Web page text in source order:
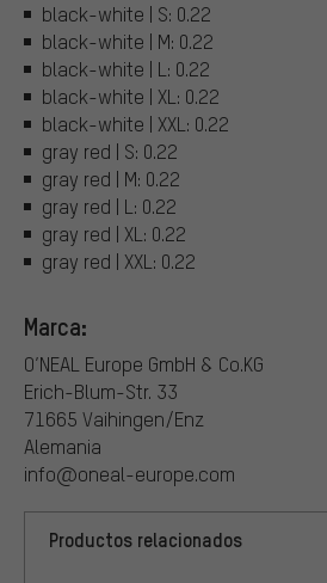
black-white | S: 0.22
black-white | M: 0.22
black-white | L: 0.22
black-white | XL: 0.22
black-white | XXL: 0.22
gray red | S: 0.22
gray red | M: 0.22
gray red | L: 0.22
gray red | XL: 0.22
gray red | XXL: 0.22
Marca:
O’NEAL Europe GmbH & Co.KG
Erich-Blum-Str. 33
71665 Vaihingen/Enz
Alemania
info@oneal-europe.com
Productos relacionados